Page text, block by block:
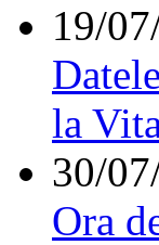
19/
la
30/
Ora